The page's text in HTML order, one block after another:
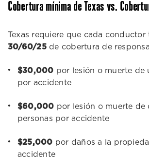
Cobertura mínima de Texas vs.
Texas requiere que cada conductor
30/60/25de cobertura de
$30,000 por lesión o muerte de
por accidente
$60,000 por lesión o muerte de
personas por accidente
$25,000 por daños a la
accidente